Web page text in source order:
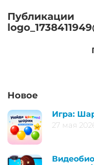
Публикации
Новое
Игра:
27 мая